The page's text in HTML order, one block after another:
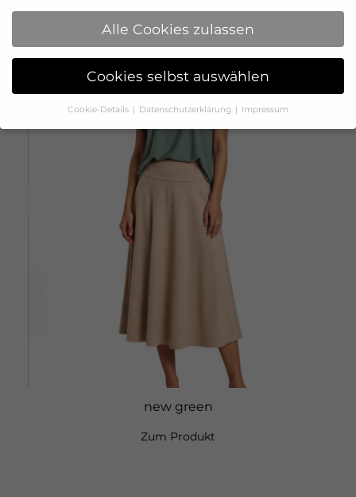
new green
Zum Produkt
Alle Cookies zulassen
Cookies selbst auswählen
Cookie-Details Datenschutzerklärung Impressum
Datenschutzeinstellungen
Wenn Sie unter 16 Jahre alt sind und Ihre Zustimmung zu
freiwilligen Diensten geben möchten, müssen Sie Ihre
Erziehungsberechtigten um Erlaubnis bitten.
Wir verwenden Cookies und andere Technologien auf
unserer Website. Einige von ihnen sind essenziell, während
andere uns helfen, diese Website und Ihre Erfahrung zu
Personenbezogene Daten können verarbeitet
werden (z. B. IP-Adressen), z. B. für personalisierte Anzeigen
und Inhalte oder Anzeigen- und Inhaltsmessung.
Informationen über die Verwendung Ihrer Daten finden Sie
Datenschutzerklärung
Wir nutzen auf dieser Webseite Cookies und ähnliche
Technologien, um unser Angebot nutzerfreundlicher zu
gestalten. Einige sind für den Betrieb der Webseite
notwendig. Andere kannst du unter Einstellungen
aktivieren und dienen statistischen Erhebungen zur
Optimierung der Webseite sowie der Personalisierung und
vereinzelten Cookies akzeptierst du zudem, dass deine